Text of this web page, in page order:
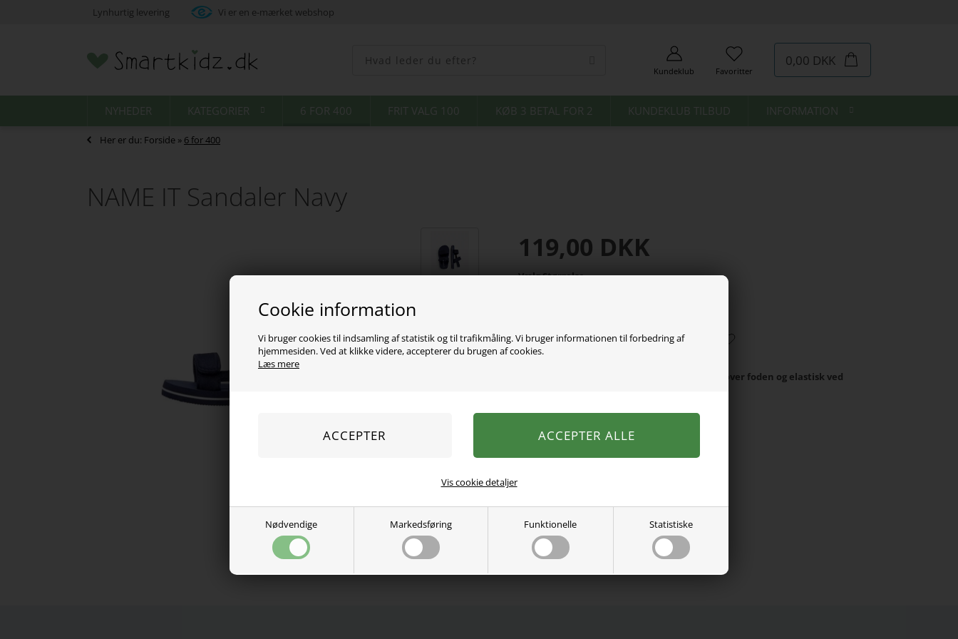
Cookie information
Vi bruger cookies til indsamling af statistik og til trafikmåling. Vi bruger informationen til forbedring af
hjemmesiden. Ved at klikke videre, accepterer du brugen af cookies.
Læs mere
Nødvendige Markedsføring Funktionelle Statistiske
Vis cookie detaljer
Lynhurtig levering Vi er en e-mærket webshop
Kundeklub Favoritter
0,00 DKK
NYHEDER KATEGORIER 6 FOR 400 FRIT VALG 100 KØB 3 BETAL FOR 2 KUNDEKLUB TILBUD INFORMATION
Her er du: Forside » 6 for 400
NAME IT Sandaler Navy
119,00 DKK
Vælg Størrelse
Smarte sandaler fra Name It med velcro-luk over foden og elastisk ved
80% nylon, 20% elastan.
Se mere fraName It